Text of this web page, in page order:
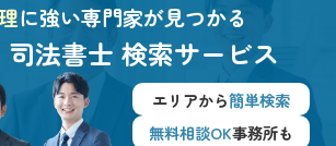
に強い専門家が見つかる
法書士 検索サービス
エリアから簡単検索
無料相談OK事務所も